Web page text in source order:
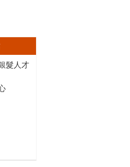
髮人才